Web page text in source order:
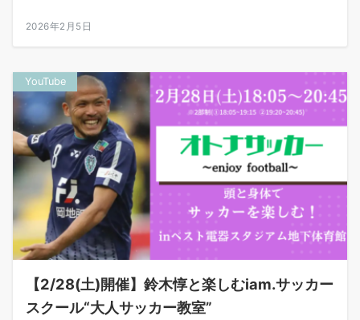
2026年2月5日
YouTube
【2/28(土)開催】鈴木惇と楽しむiam.サッカー
スクール“大人サッカー教室”